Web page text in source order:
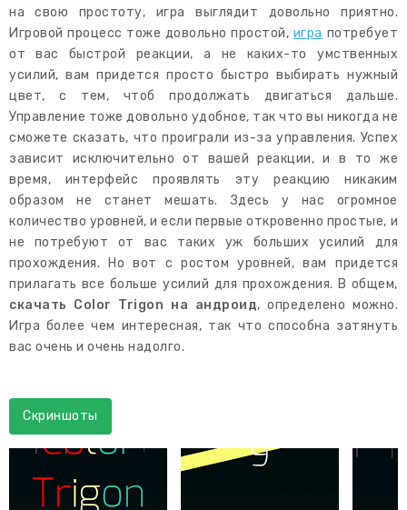
на свою простоту, игра выглядит довольно приятно.
Игровой процесс тоже довольно простой, игра потребует
от вас быстрой реакции, а не каких-то умственных
усилий, вам придется просто быстро выбирать нужный
цвет, с тем, чтоб продолжать двигаться дальше.
Управление тоже довольно удобное, так что вы никогда не
сможете сказать, что проиграли из-за управления. Успех
зависит исключительно от вашей реакции, и в то же
время, интерфейс проявлять эту реакцию никаким
образом не станет мешать. Здесь у нас огромное
количество уровней, и если первые откровенно простые, и
не потребуют от вас таких уж больших усилий для
прохождения. Но вот с ростом уровней, вам придется
прилагать все больше усилий для прохождения. В общем,
скачать Color Trigon на андроид, определено можно.
Игра более чем интересная, так что способна затянуть
вас очень и очень надолго.
Скриншоты